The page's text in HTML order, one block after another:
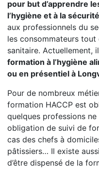
pour but d’apprendre
l’hygiène et à la
aux professionnels du
les consommateurs
sanitaire. Actuellement,
formation à l’hygiène
ou en présentiel à
Pour de nombreux
formation HACCP est
quelques professions
obligation de suivi de
cas des chefs à
pâtissiers… Il existe
d’être dispensé de la